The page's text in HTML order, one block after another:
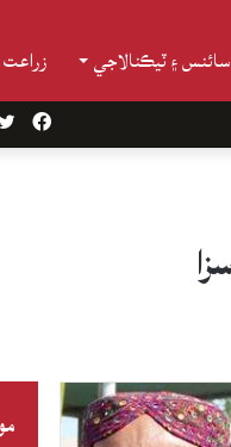
سائنس ۽ ٽيڪنالاجي